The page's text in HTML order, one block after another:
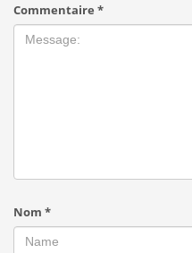
Commentaire *
Nom *